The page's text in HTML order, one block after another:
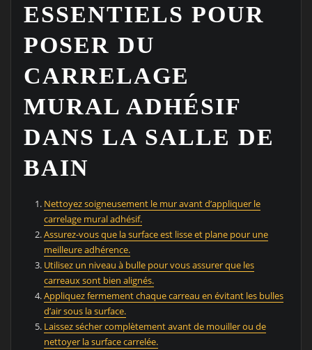
ESSENTIELS POUR
POSER DU
CARRELAGE
MURAL ADHÉSIF
DANS LA SALLE DE
BAIN
Nettoyez soigneusement le mur avant d’appliquer le
carrelage mural adhésif.
Assurez-vous que la surface est lisse et plane pour une
meilleure adhérence.
Utilisez un niveau à bulle pour vous assurer que les
carreaux sont bien alignés.
Appliquez fermement chaque carreau en évitant les bulles
d’air sous la surface.
Laissez sécher complètement avant de mouiller ou de
nettoyer la surface carrelée.